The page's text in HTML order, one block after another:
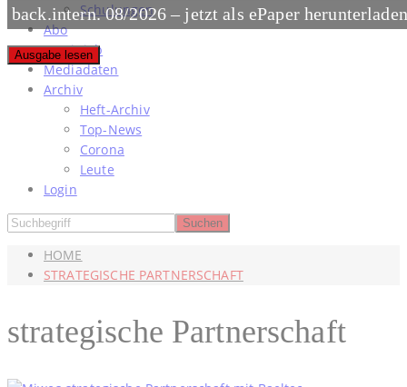
Schulungen
Abo
#meinjob
Mediadaten
Archiv
Heft-Archiv
Top-News
Corona
Leute
Login
HOME
STRATEGISCHE PARTNERSCHAFT
strategische Partnerschaft
back.intern. 08/2026 – jetzt als ePaper herunterladen
Ausgabe lesen